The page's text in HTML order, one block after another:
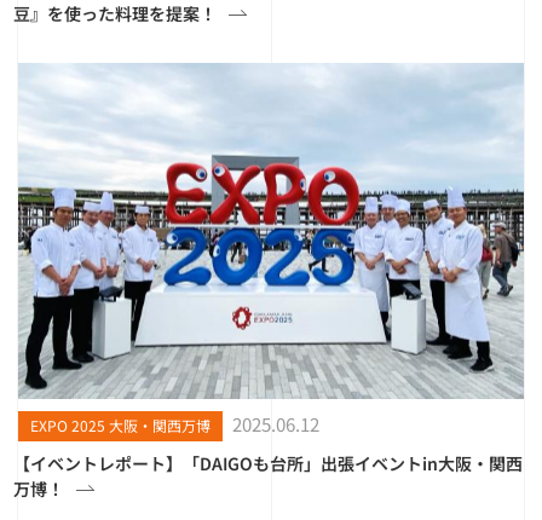
豆』を使った料理を提案！
EXPO 2025 大阪・関西万博 2025.06.12
【イベントレポート】「DAIGOも台所」出張イベントin大阪・関西
万博！